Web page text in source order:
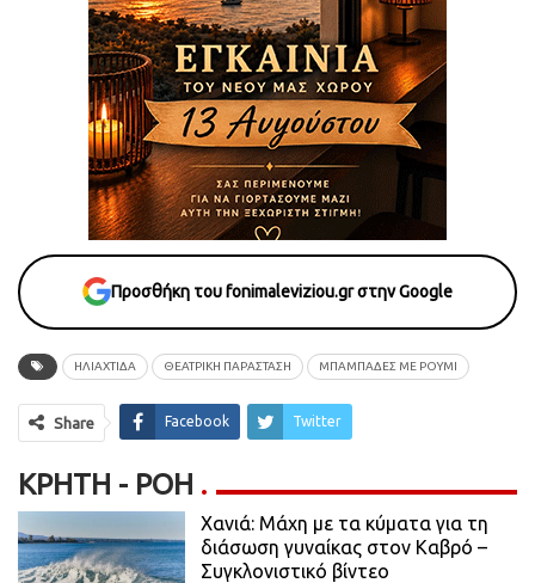
Προσθήκη του fonimaleviziou.gr στην Google
ΗΛΙΑΧΤΙΔΑ ΘΕΑΤΡΙΚΗ ΠΑΡΑΣΤΑΣΗ ΜΠΑΜΠΑΔΕΣ ΜΕ ΡΟΥΜΙ
Share Facebook Twitter
ΚΡΉΤΗ - ΡΟΗ
Χανιά: Μάχη με τα κύματα για τη
διάσωση γυναίκας στον Καβρό –
Συγκλονιστικό βίντεο